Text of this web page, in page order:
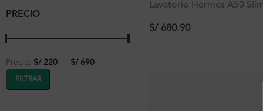
PRECIO
FILTRAR
Precio: S/ 220 — S/ 690
Lavatorio Hermes A50 Slim
cm
S/ 680.90